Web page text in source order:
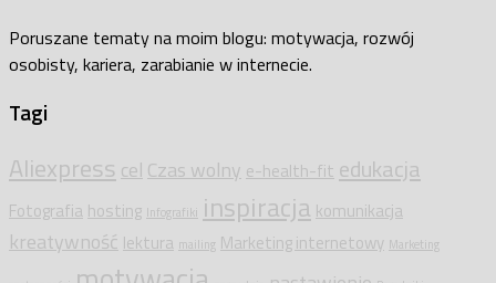
Poruszane tematy na moim blogu: motywacja, rozwój
osobisty, kariera, zarabianie w internecie.
Tagi
Aliexpress cel Czas wolny e-health-fit edukacja
Fotografia hosting Infografiki inspiracja komunikacja
kreatywność lektura mailing Marketing internetowy Marketing